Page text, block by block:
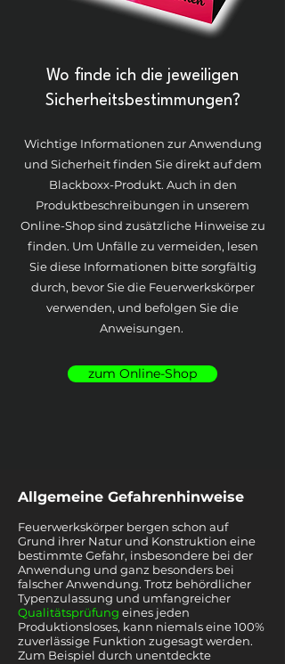
Wo finde ich die jeweiligen
Sicherheitsbestimmungen?
Wichtige Informationen zur Anwendung
und Sicherheit finden Sie direkt auf dem
Blackboxx-Produkt. Auch in den
Produktbeschreibungen in unserem
Online-Shop sind zusätzliche Hinweise zu
finden. Um Unfälle zu vermeiden, lesen
Sie diese Informationen bitte sorgfältig
durch, bevor Sie die Feuerwerkskörper
verwenden, und befolgen Sie die
Anweisungen.
zum Online-Shop
Allgemeine Gefahrenhinweise
Feuerwerkskörper bergen schon auf
Grund ihrer Natur und Konstruktion eine
bestimmte Gefahr, insbesondere bei der
Anwendung und ganz besonders bei
falscher Anwendung. Trotz behördlicher
Typenzulassung und umfangreicher
Qualitätsprüfung eines jeden
Produktionsloses, kann niemals eine 100%
zuverlässige Funktion zugesagt werden.
Zum Beispiel durch unentdeckte